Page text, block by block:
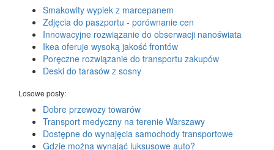
Smakowity wypiek z marcepanem
Zdjęcia do paszportu - porównanie cen
Innowacyjne rozwiązanie do obserwacji nanoświata
Ikea oferuje wysoką jakość frontów
Poręczne rozwiązanie do transportu zakupów
Deski do tarasów z sosny
Losowe posty:
Dobre przewozy towarów
Transport medyczny na terenie Warszawy
Dostępne do wynajęcia samochody transportowe
Gdzie można wynająć luksusowe auto?